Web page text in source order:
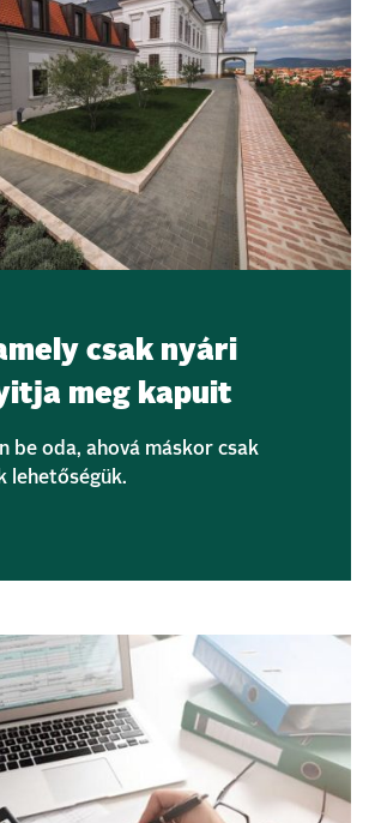
csak nyári
meg kapuit
be oda, ahová máskor csak
lehetőségük.